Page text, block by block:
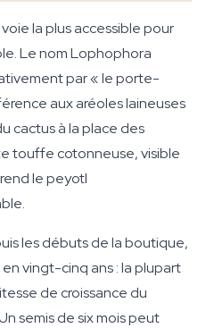
la plus accessible pour
Le nom Lophophora
par « le porte-
aux aréoles laineuses
cactus à la place des
touffe cotonneuse, visible
le peyotl
les débuts de la boutique,
vingt-cinq ans : la plupart
de croissance du
semis de six mois peut